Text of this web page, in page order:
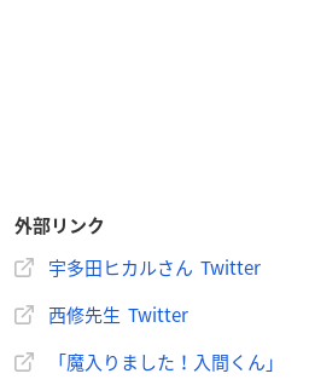
外部リンク
宇多田ヒカルさん Twitter
西修先生 Twitter
「魔入りました！入間くん」